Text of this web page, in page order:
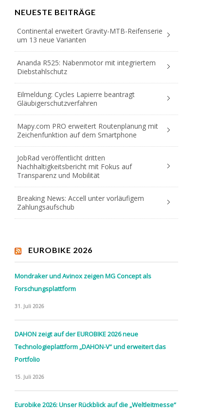
NEUESTE BEITRÄGE
Continental erweitert Gravity-MTB-Reifenserie
um 13 neue Varianten
Ananda R525: Nabenmotor mit integriertem
Diebstahlschutz
Eilmeldung: Cycles Lapierre beantragt
Gläubigerschutzverfahren
Mapy.com PRO erweitert Routenplanung mit
Zeichenfunktion auf dem Smartphone
JobRad veröffentlicht dritten
Nachhaltigkeitsbericht mit Fokus auf
Transparenz und Mobilität
Breaking News: Accell unter vorläufigem
Zahlungsaufschub
EUROBIKE 2026
Mondraker und Avinox zeigen MG Concept als
Forschungsplattform
31. Juli 2026
DAHON zeigt auf der EUROBIKE 2026 neue
Technologieplattform „DAHON-V“ und erweitert das
Portfolio
15. Juli 2026
Eurobike 2026: Unser Rückblick auf die „Weltleitmesse“